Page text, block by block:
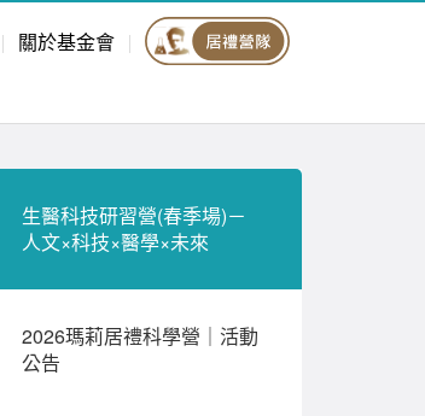
關於基金會
生醫科技研習營(春季場)－
人文×科技×醫學×未來
2026瑪莉居禮科學營｜活動
公告